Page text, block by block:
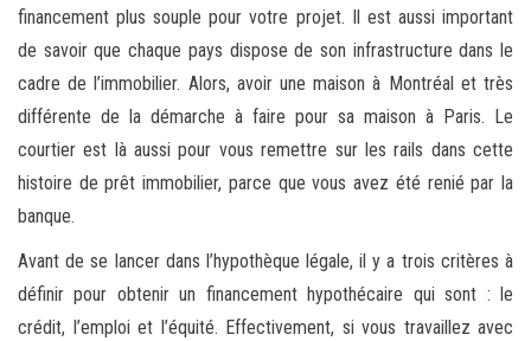
financement plus souple pour votre projet. Il est aussi important
de savoir que chaque pays dispose de son infrastructure dans le
cadre de l’immobilier. Alors, avoir une maison à Montréal et très
différente de la démarche à faire pour sa maison à Paris. Le
courtier est là aussi pour vous remettre sur les rails dans cette
histoire de prêt immobilier, parce que vous avez été renié par la
banque.
Avant de se lancer dans l’hypothèque légale, il y a trois critères à
définir pour obtenir un financement hypothécaire qui sont : le
crédit, l’emploi et l’équité. Effectivement, si vous travaillez avec